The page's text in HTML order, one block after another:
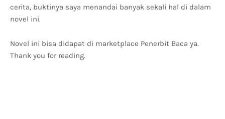
cerita, buktinya saya menandai banyak sekali hal di dalam
novel ini.
Novel ini bisa didapat di marketplace Penerbit Baca ya.
Thank you for reading.